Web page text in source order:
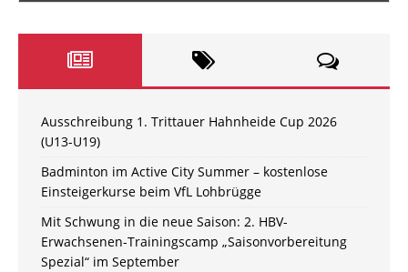
Ausschreibung 1. Trittauer Hahnheide Cup 2026
(U13-U19)
Badminton im Active City Summer – kostenlose
Einsteigerkurse beim VfL Lohbrügge
Mit Schwung in die neue Saison: 2. HBV-
Erwachsenen-Trainingscamp „Saisonvorbereitung
Spezial“ im September